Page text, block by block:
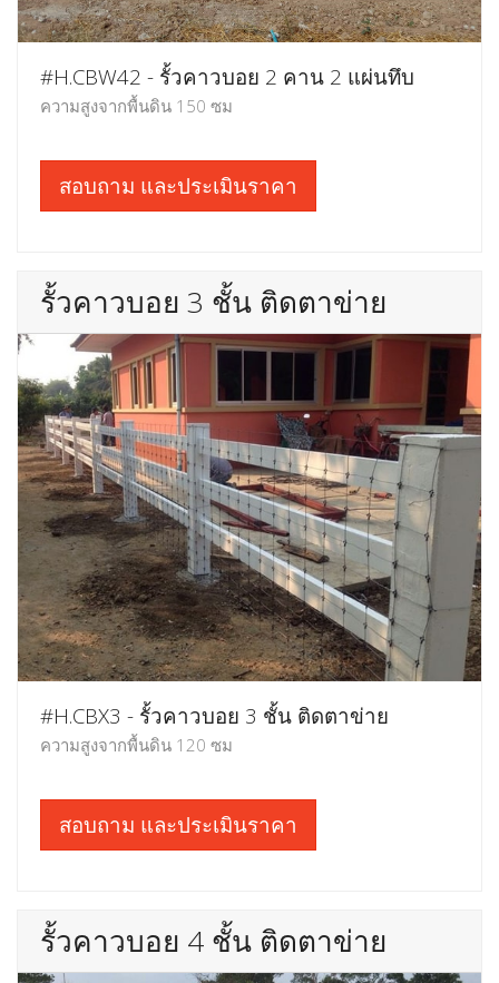
#H.CBW42 - รั้วคาวบอย 2 คาน 2 แผ่นทึบ
ความสูงจากพื้นดิน 150 ซม
สอบถาม และประเมินราคา
รั้วคาวบอย 3 ชั้น ติดตาข่าย
#H.CBX3 - รั้วคาวบอย 3 ชั้น ติดตาข่าย
ความสูงจากพื้นดิน 120 ซม
สอบถาม และประเมินราคา
รั้วคาวบอย 4 ชั้น ติดตาข่าย